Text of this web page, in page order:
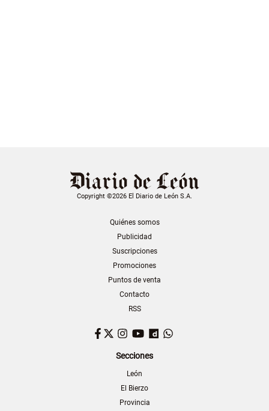
Copyright ©2026 El Diario de León S.A.
Quiénes somos
Publicidad
Suscripciones
Promociones
Puntos de venta
Contacto
RSS
Facebook
TwitterInstagram
YouTubeDailymotion
Secciones
León
El Bierzo
Provincia